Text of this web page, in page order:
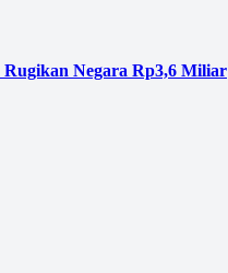
Negara Rp3,6 Miliar